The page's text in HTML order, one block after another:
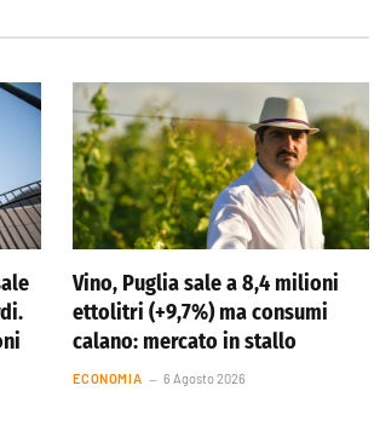
Vino, Puglia sale a 8,4 milioni
ettolitri (+9,7%) ma consumi
calano: mercato in stallo
ECONOMIA 6 Agosto 2026